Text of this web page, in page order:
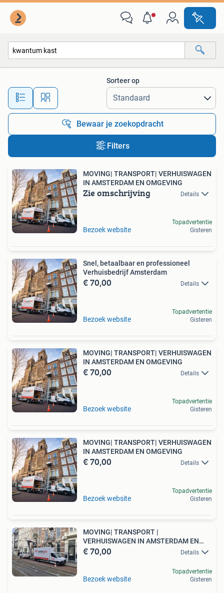
Alle afstanden…
Sorteer op
Bewaar je zoekopdracht
Filters
MOVING| TRANSPORT| VERHUISWAGEN
IN AMSTERDAM EN OMGEVING
Zie omschrijving Details
Bezoek website
Topadvertentie
Gisteren
Snel, betaalbaar en professioneel
Verhuisbedrijf Amsterdam
€ 70,00 Details
Bezoek website
Topadvertentie
Gisteren
MOVING| TRANSPORT| VERHUISWAGEN
IN AMSTERDAM EN OMGEVING
€ 70,00 Details
Bezoek website
Topadvertentie
Gisteren
MOVING| TRANSPORT| VERHUISWAGEN
IN AMSTERDAM EN OMGEVING
€ 70,00 Details
Bezoek website
Topadvertentie
Gisteren
MOVING| TRANSPORT |
VERHUISWAGEN IN AMSTERDAM EN
OMGEVING
€ 70,00 Details
Bezoek website
Topadvertentie
Gisteren